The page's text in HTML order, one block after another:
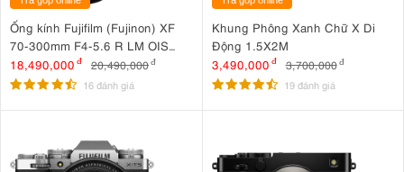
Ống kính Fujifilm (Fujinon) XF
70-300mm F4-5.6 R LM OIS
WR
18,490,000 đ 20,490,000đ
16 đánh giá
Khung Phông Xanh Chữ X Di
Động 1.5X2M
3,490,000 đ 3,700,000 đ
19 đánh giá